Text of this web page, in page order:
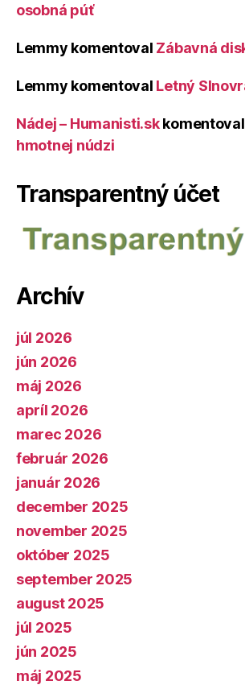
osobná púť
Lemmy komentoval Zábavná
Lemmy komentoval Letný
Nádej – Humanisti.skkomentoval
hmotnej núdzi
Transparentný účet
Archív
júl 2026
jún 2026
máj 2026
apríl 2026
marec 2026
február 2026
január 2026
december 2025
november 2025
október 2025
september 2025
august 2025
júl 2025
jún 2025
máj 2025